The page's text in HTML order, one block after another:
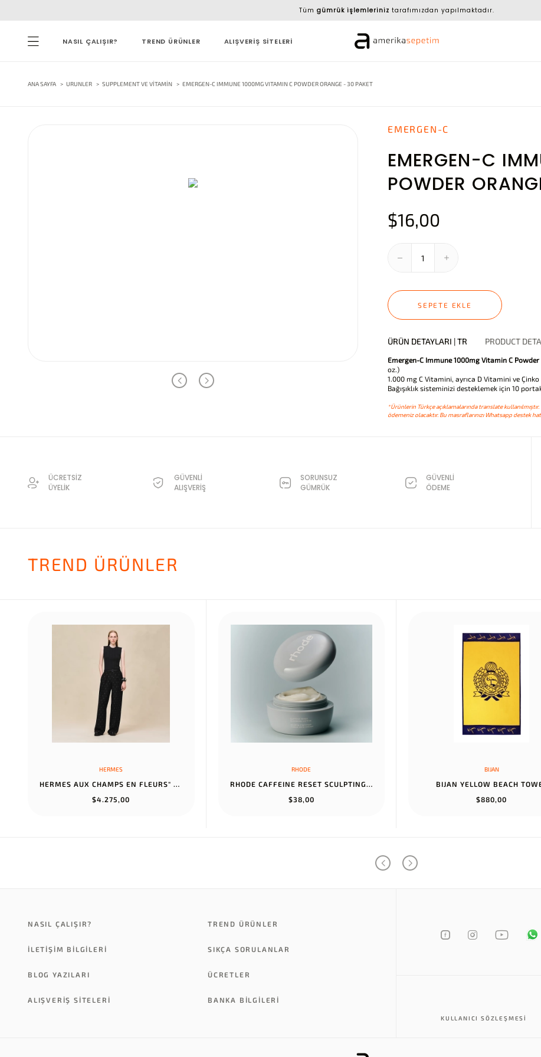
Tüm gümrük işlemleriniz tarafımızdan yapılmaktadır.
NASIL ÇALIŞIR? TREND ÜRÜNLER ALIŞVERİŞ SİTELERİ
ANA SAYFA URUNLER SUPPLEMENT VE VITAMIN EMERGEN-C IMMUNE 1000MG VITAMIN C POWDER ORANGE - 30 PAKET
EMERGEN-C
EMERGEN-C
POWDER
$16,00
SEPETE EKLE
ÜRÜN DETAYLARI | TR PRODUCT
Emergen-C Immune 1000mg Vitamin C
oz.)
1.000 mg C Vitamini, ayrıca D Vitamini ve
Bağışıklık sisteminizi desteklemek için 10
*Ürünlerin Türkçe açıklamalarında translate
ödemeniz olacaktır. Bu masraflarınızı Whatsapp destek
ÜCRETSİZ
ÜYELİK
GÜVENLİ
ALIŞVERİŞ
SORUNSUZ
GÜMRÜK
GÜVENLİ
ÖDEME
TREND ÜRÜNLER
HERMES
HERMES AUX CHAMPS EN FLEURS" PANTS NOIR
$4.275,00
RHODE
RHODE CAFFEINE RESET SCULPTING CREAM MASK
$38,00
BIJAN
BIJAN YELLOW BEACH
$880,00
NASIL ÇALIŞIR? TREND ÜRÜNLER
İLETİŞİM BİLGİLERİ SIKÇA SORULANLAR
BLOG YAZILARI ÜCRETLER
ALIŞVERİŞ SİTELERİ BANKA BILGILERI
KULLANICI SÖZLEŞMESI